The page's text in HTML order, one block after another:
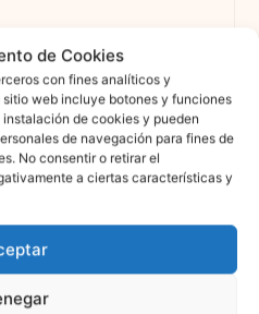
de Cookies
con fines analíticos y
web incluye botones y funciones
de cookies y pueden
de navegación para fines de
No consentir o retirar el
a ciertas características y